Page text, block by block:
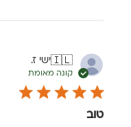
🇮🇱ישי ז.
קונה מאומת
טוב